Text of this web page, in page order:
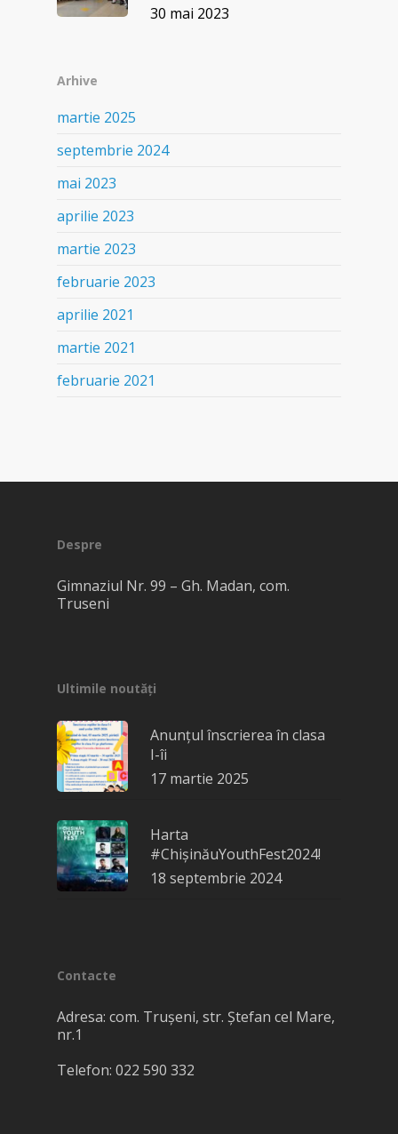
30 mai 2023
Arhive
martie 2025
septembrie 2024
mai 2023
aprilie 2023
martie 2023
februarie 2023
aprilie 2021
martie 2021
februarie 2021
Despre
Gimnaziul Nr. 99 – Gh. Madan, com.
Truseni
Ultimile noutăți
Anunțul înscrierea în clasa
I-îi
17 martie 2025
Harta
#ChișinăuYouthFest2024!
18 septembrie 2024
Contacte
Adresa: com. Truşeni, str. Ștefan cel Mare,
nr.1
Telefon: 022 590 332